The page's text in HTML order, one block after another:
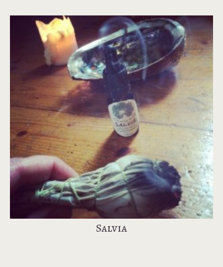
Salvia